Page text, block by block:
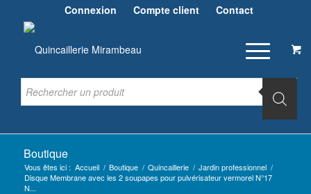
Connexion Compte client Contact
Boutique
Vous êtes ici : Accueil / Boutique / Quincaillerie / Jardin professionnel /
Disque Membrane avec les 2 soupapes pour pulvérisateur vermorel N°17
N...